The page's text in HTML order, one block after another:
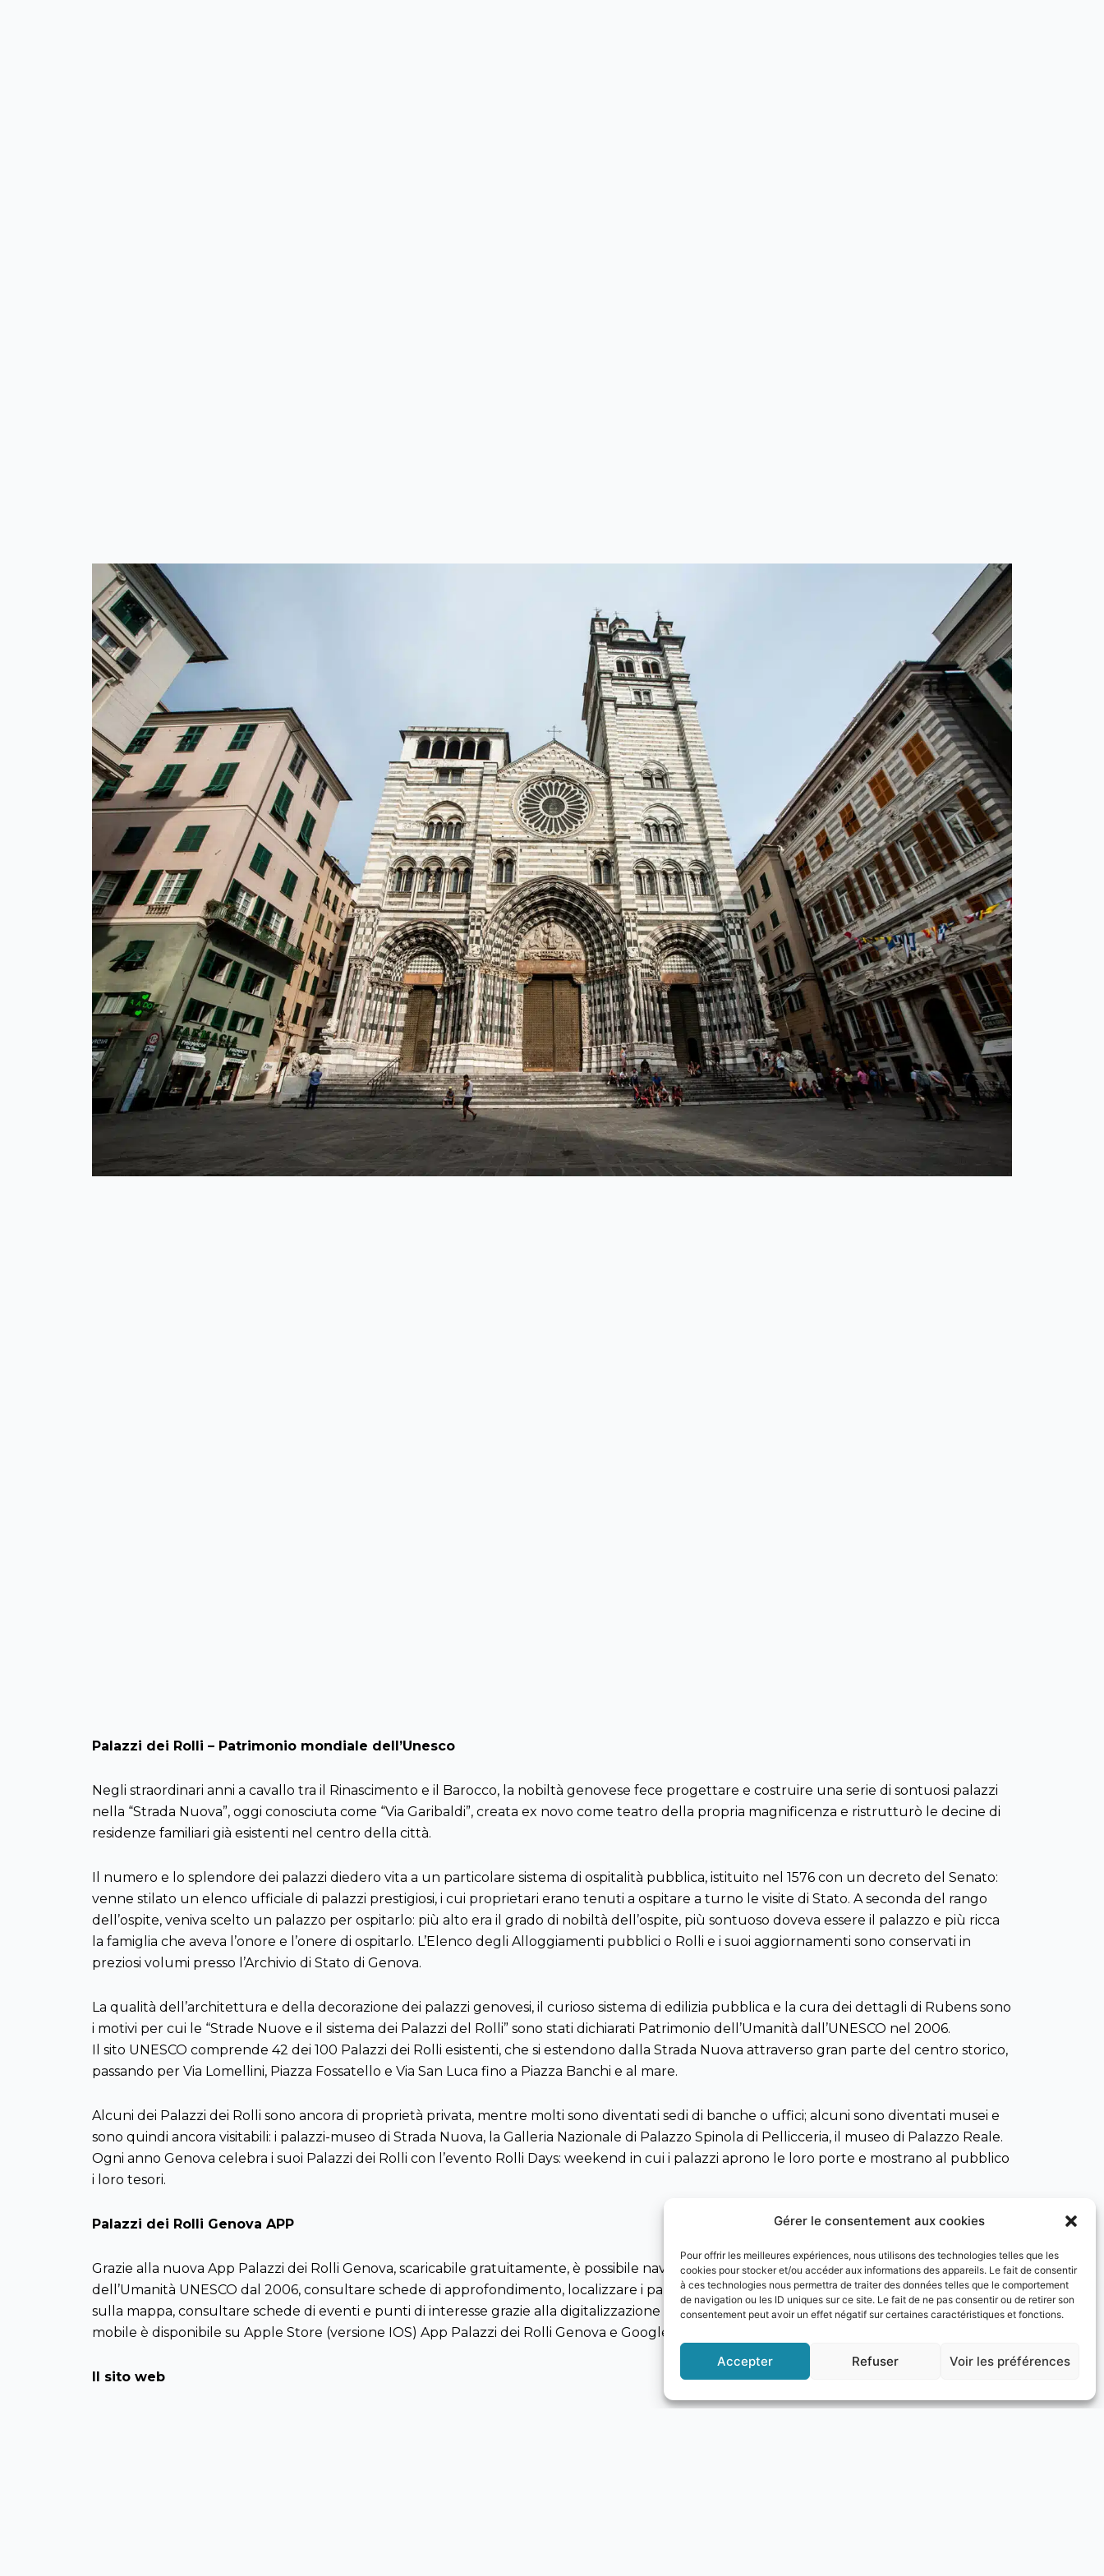
Gérer le consentement aux cookies
Pour offrir les meilleures expériences, nous utilisons des technologies telles que les
cookies pour stocker et/ou accéder aux informations des appareils. Le fait de consentir
à ces technologies nous permettra de traiter des données telles que le comportement
de navigation ou les ID uniques sur ce site. Le fait de ne pas consentir ou de retirer son
consentement peut avoir un effet négatif sur certaines caractéristiques et fonctions.
Accepter Refuser Voir les préférences
Palazzi dei Rolli – Patrimonio mondiale dell’Unesco
Negli straordinari anni a cavallo tra il Rinascimento e il Barocco, la nobiltà genovese fece progettare e costruire una serie di sontuosi palazzi
nella “Strada Nuova”, oggi conosciuta come “Via Garibaldi”, creata ex novo come teatro della propria magnificenza e ristrutturò le decine di
residenze familiari già esistenti nel centro della città.
Il numero e lo splendore dei palazzi diedero vita a un particolare sistema di ospitalità pubblica, istituito nel 1576 con un decreto del Senato:
venne stilato un elenco ufficiale di palazzi prestigiosi, i cui proprietari erano tenuti a ospitare a turno le visite di Stato. A seconda del rango
dell’ospite, veniva scelto un palazzo per ospitarlo: più alto era il grado di nobiltà dell’ospite, più sontuoso doveva essere il palazzo e più ricca
la famiglia che aveva l’onore e l’onere di ospitarlo. L’Elenco degli Alloggiamenti pubblici o Rolli e i suoi aggiornamenti sono conservati in
preziosi volumi presso l’Archivio di Stato di Genova.
La qualità dell’architettura e della decorazione dei palazzi genovesi, il curioso sistema di edilizia pubblica e la cura dei dettagli di Rubens sono
i motivi per cui le “Strade Nuove e il sistema dei Palazzi del Rolli” sono stati dichiarati Patrimonio dell’Umanità dall’UNESCO nel 2006.
Il sito UNESCO comprende 42 dei 100 Palazzi dei Rolli esistenti, che si estendono dalla Strada Nuova attraverso gran parte del centro storico,
passando per Via Lomellini, Piazza Fossatello e Via San Luca fino a Piazza Banchi e al mare.
Alcuni dei Palazzi dei Rolli sono ancora di proprietà privata, mentre molti sono diventati sedi di banche o uffici; alcuni sono diventati musei e
sono quindi ancora visitabili: i palazzi-museo di Strada Nuova, la Galleria Nazionale di Palazzo Spinola di Pellicceria, il museo di Palazzo Reale.
Ogni anno Genova celebra i suoi Palazzi dei Rolli con l’evento Rolli Days: weekend in cui i palazzi aprono le loro porte e mostrano al pubblico
i loro tesori.
Palazzi dei Rolli Genova APP
Grazie alla nuova App Palazzi dei Rolli Genova, scaricabile gratuitamente, è possibile navigare tra i 42 Palazzi dei Rolli, Patrimonio
dell’Umanità UNESCO dal 2006, consultare schede di approfondimento, localizzare i palazzi con un navigatore a realtà aumentata, navigare
sulla mappa, consultare schede di eventi e punti di interesse grazie alla digitalizzazione del motore di realtà aumentata. L’applicazione
mobile è disponibile su Apple Store (versione IOS) App Palazzi dei Rolli Genova e Google Play Store (versione Android) Genova Rolli.
Il sito web